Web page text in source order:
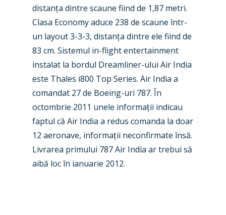
distanța dintre scaune fiind de 1,87 metri.
Clasa Economy aduce 238 de scaune într-
un layout 3-3-3, distanța dintre ele fiind de
83 cm. Sistemul in-flight entertainment
instalat la bordul Dreamliner-ului Air India
este Thales i800 Top Series. Air India a
comandat 27 de Boeing-uri 787. În
octombrie 2011 unele informații indicau
faptul că Air India a redus comanda la doar
12 aeronave, informații neconfirmate însă.
Livrarea primului 787 Air India ar trebui să
aibă loc în ianuarie 2012.
New Routes
Industry
Accidents / Incidents
Airshows
Dubai 2025
Paris 2025
Farnborough 2024
Business Jets
Military